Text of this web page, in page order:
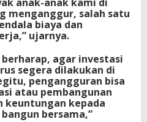
anak-anak kami di
menganggur, salah satu
biaya dan
ujarnya.
agar investasi
segera dilakukan di
pengangguran bisa
atau pembangunan
keuntungan kepada
bersama,”